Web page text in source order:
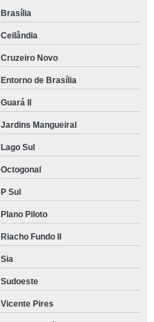
Brasília
Ceilândia
Cruzeiro Novo
Entorno de Brasília
Guará II
Jardins Mangueiral
Lago Sul
Octogonal
P Sul
Plano Piloto
Riacho Fundo II
Sia
Sudoeste
Vicente Pires